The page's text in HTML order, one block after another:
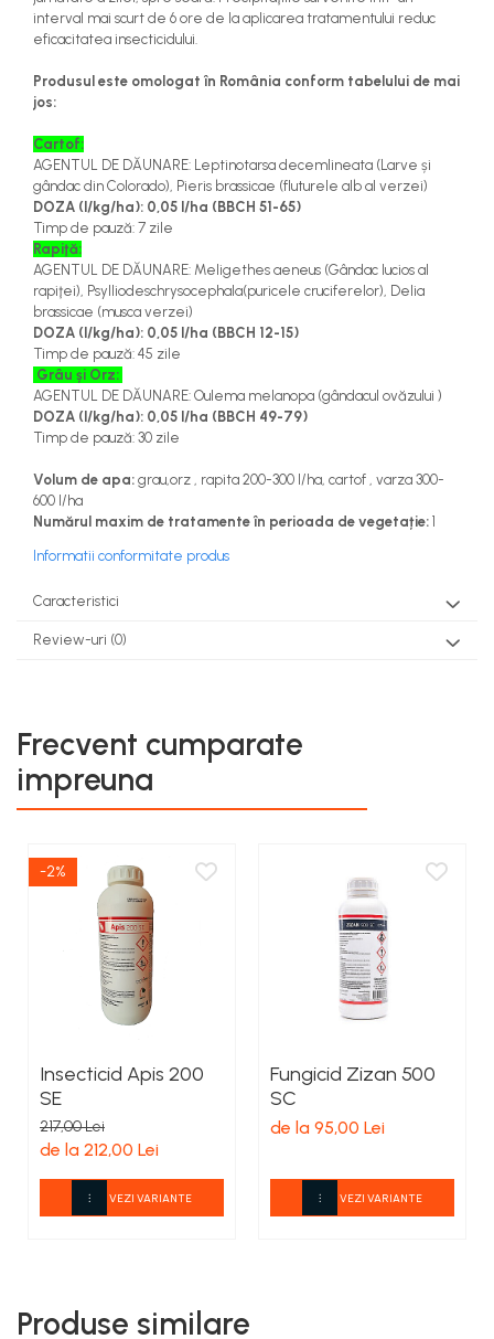
interval mai scurt de 6 ore de la aplicarea tratamentului reduc
eficacitatea insecticidului.
Produsul este omologat în România conform tabelului de mai
jos:
Cartof:
AGENTUL DE DĂUNARE: Leptinotarsa decemlineata (Larve și
gândac din Colorado), Pieris brassicae (fluturele alb al verzei)
DOZA (l/kg/ha): 0,05 l/ha (BBCH 51-65)
Timp de pauză: 7 zile
Rapiţă:
AGENTUL DE DĂUNARE: Meligethes aeneus (Gândac lucios al
rapiţei), Psylliodeschrysocephala(puricele cruciferelor), Delia
brassicae (musca verzei)
DOZA (l/kg/ha): 0,05 l/ha (BBCH 12-15)
Timp de pauză: 45 zile
Grâu și Orz:
AGENTUL DE DĂUNARE: Oulema melanopa (gândacul ovăzului )
DOZA (l/kg/ha): 0,05 l/ha (BBCH 49-79)
Timp de pauză: 30 zile
Volum de apa: grau,orz , rapita 200-300 l/ha, cartof , varza 300-
600 l/ha
Numărul maxim de tratamente în perioada de vegetație: 1
Informatii conformitate produs
Caracteristici
Review-uri (0)
Frecvent cumparate
impreuna
-2%
Insecticid Apis 200
SE
217,00 Lei
de la 212,00 Lei
VEZI VARIANTE
Fungicid Zizan 500
SC
de la 95,00 Lei
VEZI VARIANTE
Produse similare